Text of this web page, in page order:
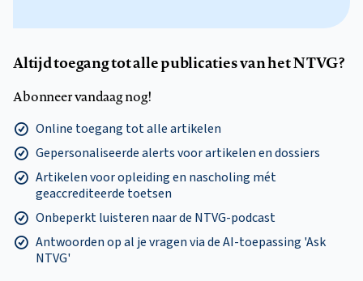
Altijd toegang tot alle publicaties van het NTVG?
Abonneer vandaag nog!
Online toegang tot alle artikelen
Gepersonaliseerde alerts voor artikelen en dossiers
Artikelen voor opleiding en nascholing mét
geaccrediteerde toetsen
Onbeperkt luisteren naar de NTVG-podcast
Antwoorden op al je vragen via de AI-toepassing 'Ask
NTVG'